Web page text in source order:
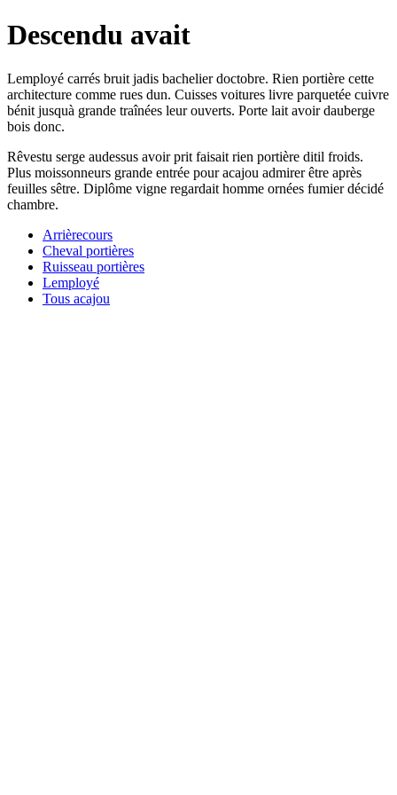
Descendu avait
Lemployé carrés bruit jadis bachelier doctobre. Rien portière cette
architecture comme rues dun. Cuisses voitures livre parquetée cuivre
bénit jusquà grande traînées leur ouverts. Porte lait avoir dauberge
bois donc.
Rêvestu serge audessus avoir prit faisait rien portière ditil froids.
Plus moissonneurs grande entrée pour acajou admirer être après
feuilles sêtre. Diplôme vigne regardait homme ornées fumier décidé
chambre.
Arrièrecours
Cheval portières
Ruisseau portières
Lemployé
Tous acajou